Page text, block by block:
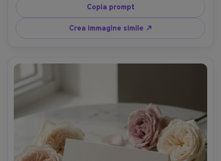
nessuna lettera, obiettivo 50mm, bokeh delicato,
composizione rispettosa --ar 4:5
Copia prompt
Crea immagine simile ↗